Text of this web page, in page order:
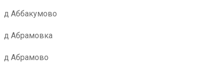
д Аббакумово
д Абрамовка
д Абрамово